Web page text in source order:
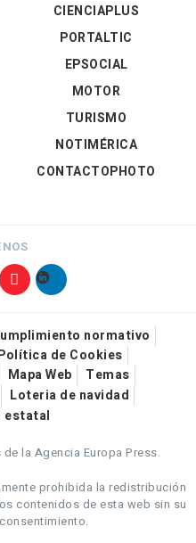
CIENCIAPLUS
PORTALTIC
EPSOCIAL
MOTOR
TURISMO
NOTIMÉRICA
CONTACTOPHOTO
normativo
de Cookies
Mapa Web
Temas
Loteria de navidad
estatal
la Agencia Europa Press.
prohibida la redistribución
contenidos de esta web sin su